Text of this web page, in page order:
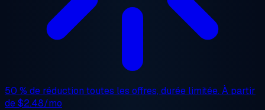
50 % de réduction toutes les offres, durée limitée. À partir
de$2.48/mo